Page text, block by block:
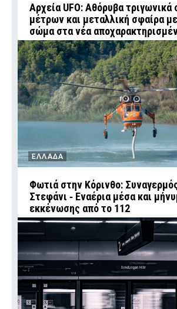
Αρχεία UFO: Αθόρυβα
μέτρων και μεταλλική σφαίρα
σώμα στα νέα
ΕΛΛΑΔΑ
Φωτιά στην Κόρινθο:
Στεφάνι ‑ Εναέρια μέσα και
εκκένωσης από το 112